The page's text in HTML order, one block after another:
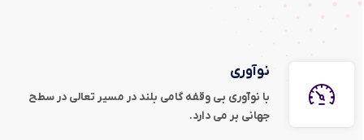
نوآوری
با نوآوری بی وقفه گامی بلند در مسیر تعالی در سطح
جهانی بر می دارد.